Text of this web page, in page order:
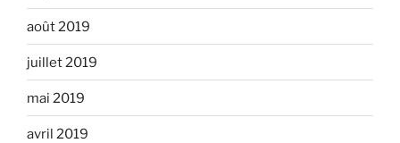
août 2019
juillet 2019
mai 2019
avril 2019